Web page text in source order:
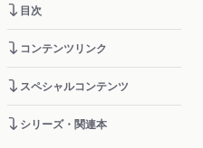
目次
コンテンツリンク
スペシャルコンテンツ
シリーズ・関連本